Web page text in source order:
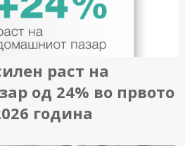
раст на
од 24% во првото
година